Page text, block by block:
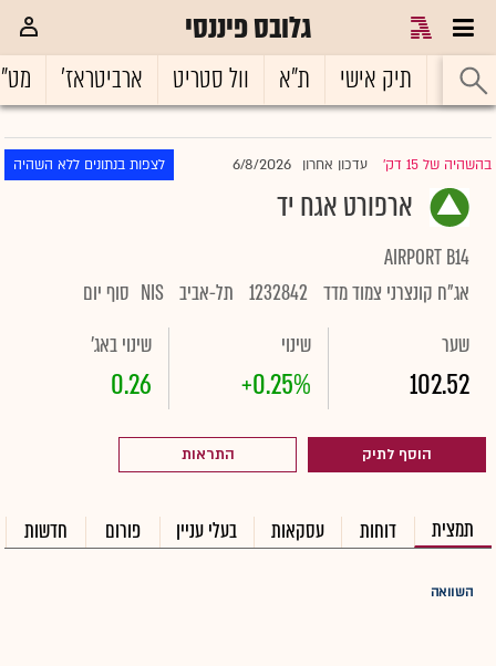
גלובס פיננסי
ראשי תיק אישי ת"א וול סטריט ארביטראז'
בהשהיה של 15 דק' |עדכון אחרון 6/8/2026 לצפות בנתונים ללא השהיה
ארפורט אגח יד
AIRPORT B14
אג"ח קונצרני צמוד מדד 1232842 תל-אביב NIS סוף יום
שער
102.52
שינוי
+0.25%
שינוי באג'
0.26
הוסף לתיק התראות
תמצית דוחות עסקאות בעלי עניין פורום חדשות
השוואה